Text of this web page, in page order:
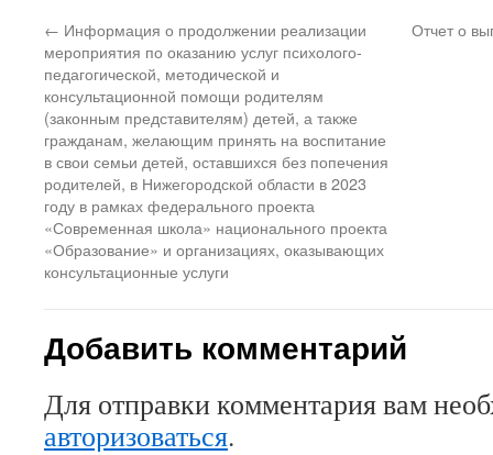
← Информация о продолжении реализации
мероприятия по оказанию услуг психолого-
педагогической, методической и
консультационной помощи родителям
(законным представителям) детей, а также
гражданам, желающим принять на воспитание
в свои семьи детей, оставшихся без попечения
родителей, в Нижегородской области в 2023
году в рамках федерального проекта
«Современная школа» национального проекта
«Образование» и организациях, оказывающих
консультационные услуги
Отчет о
Добавить комментарий
Для отправки комментария вам
авторизоваться.